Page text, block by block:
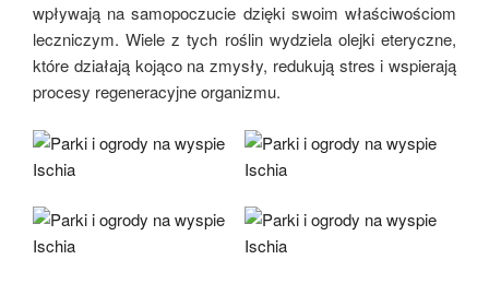
wpływają na samopoczucie dzięki swoim właściwościom
leczniczym. Wiele z tych roślin wydziela olejki eteryczne,
które działają kojąco na zmysły, redukują stres i wspierają
procesy regeneracyjne organizmu.